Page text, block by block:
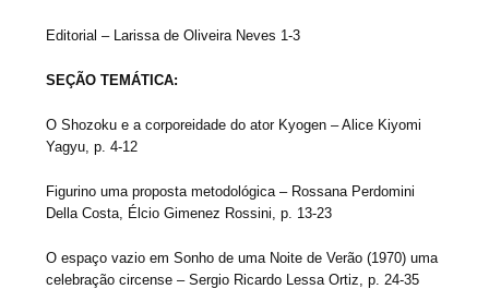
Editorial – Larissa de Oliveira Neves 1-3
SEÇÃO TEMÁTICA:
O Shozoku e a corporeidade do ator Kyogen – Alice Kiyomi
Yagyu, p. 4-12
Figurino uma proposta metodológica – Rossana Perdomini
Della Costa, Élcio Gimenez Rossini, p. 13-23
O espaço vazio em Sonho de uma Noite de Verão (1970) uma
celebração circense – Sergio Ricardo Lessa Ortiz, p. 24-35